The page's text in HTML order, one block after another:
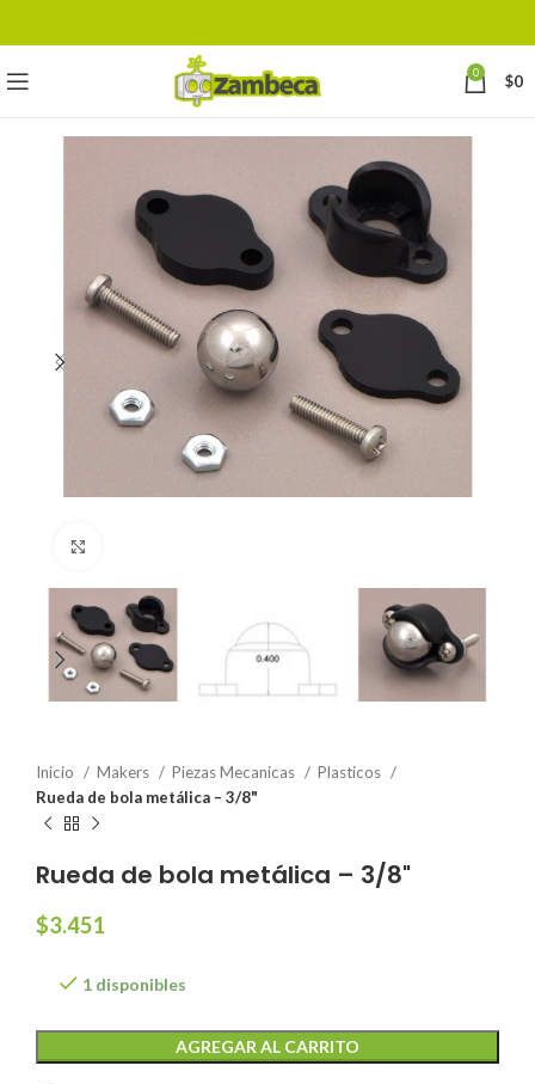
0 $0
Inicio Makers Piezas Mecanicas
Plasticos
Rueda de bola metálica – 3/8"
Rueda de bola metálica – 3/8"
$3.451
1 disponibles
AGREGAR AL CARRITO